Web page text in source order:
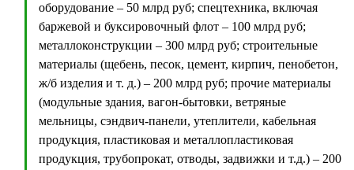
оборудование – 50 млрд руб; спецтехника, включая
баржевой и буксировочный флот – 100 млрд руб;
металлоконструкции – 300 млрд руб; строительные
материалы (щебень, песок, цемент, кирпич, пенобетон,
ж/б изделия и т. д.) – 200 млрд руб; прочие материалы
(модульные здания, вагон-бытовки, ветряные
мельницы, сэндвич-панели, утеплители, кабельная
продукция, пластиковая и металлопластиковая
продукция, трубопрокат, отводы, задвижки и т.д.) – 200